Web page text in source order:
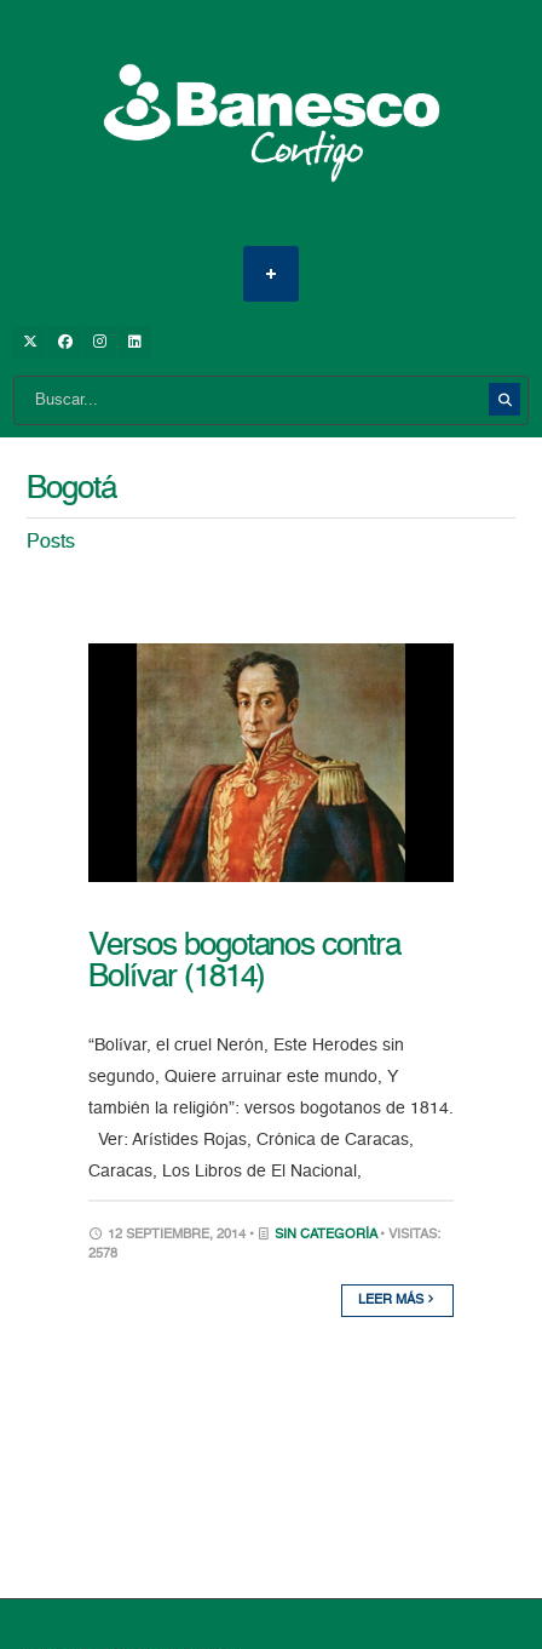
Bogotá
Posts
Versos bogotanos contra
Bolívar (1814)
“Bolívar, el cruel Nerón, Este Herodes sin
segundo, Quiere arruinar este mundo, Y
también la religión”: versos bogotanos de 1814.
Ver: Arístides Rojas, Crónica de Caracas,
Caracas, Los Libros de El Nacional,
12 SEPTIEMBRE, 2014 • SIN CATEGORÍA • VISITAS:
2578
LEER MÁS